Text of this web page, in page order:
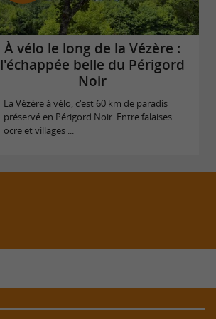
À vélo le long de la Vézère :
l'échappée belle du Périgord
Noir
La Vézère à vélo, c'est 60 km de paradis
préservé en Périgord Noir. Entre falaises
ocre et villages ...